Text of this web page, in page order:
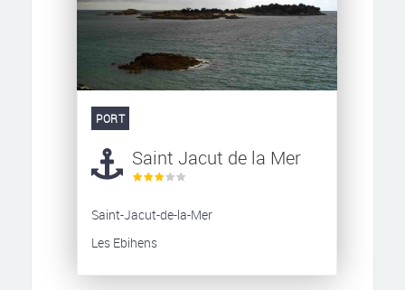
PORT
Saint Jacut de la Mer
Saint-Jacut-de-la-Mer
Les Ebihens